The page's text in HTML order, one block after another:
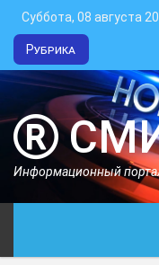
Суббота, 08 августа
Рубрика
Информационный